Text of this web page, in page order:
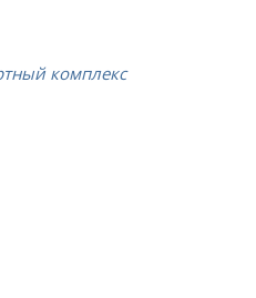
комплекс